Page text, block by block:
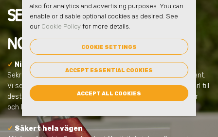
SEKRETESSHANTERINGI
NORRMALM?
✓ Ni får en säker lösning från start
Sekretesshantering handlar om mer än att samla in dokument.
Vi ser till att allt sker tryggt, låst och dokumenterat – från kärl till
destruktion. Allt anpassas efter ert behov och uppfyller lagar
och krav.
✓ Säkert hela vägen
also for analytics and advertising purposes. You can
enable or disable optional cookies as desired. See
our Cookie Policyfor more details.
COOKIE SETTINGS
ACCEPT ESSENTIAL COOKIES
ACCEPT ALL COOKIES